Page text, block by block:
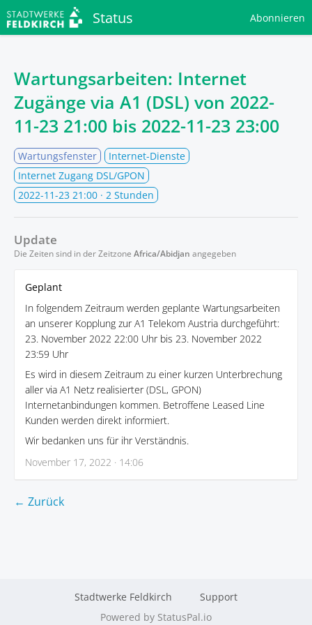
Status Abonnieren
Wartungsarbeiten: Internet
Zugänge via A1 (DSL) von 2022-
11-23 21:00 bis 2022-11-23 23:00
Wartungsfenster
Internet-Dienste
Internet Zugang DSL/GPON
2022-11-23 21:00 · 2 Stunden
Update
Die Zeiten sind in der Zeitzone Africa/Abidjan angegeben
Geplant
In folgendem Zeitraum werden geplante Wartungsarbeiten
an unserer Kopplung zur A1 Telekom Austria durchgeführt:
23. November 2022 22:00 Uhr bis 23. November 2022
23:59 Uhr
Es wird in diesem Zeitraum zu einer kurzen Unterbrechung
aller via A1 Netz realisierter (DSL, GPON)
Internetanbindungen kommen. Betroffene Leased Line
Kunden werden direkt informiert.
Wir bedanken uns für ihr Verständnis.
November 17, 2022 · 14:06
← Zurück
Stadtwerke Feldkirch
Support
Powered by StatusPal.io